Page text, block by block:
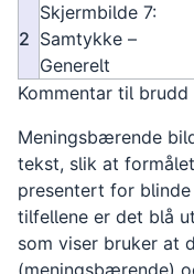
2
Skjermbilde 7:
Samtykke –
Generelt
Kommentar til brudd
Meningsbærende
tekst, slik at
presentert for
tilfellene er det blå
som viser bruker at
(meningsbærende)